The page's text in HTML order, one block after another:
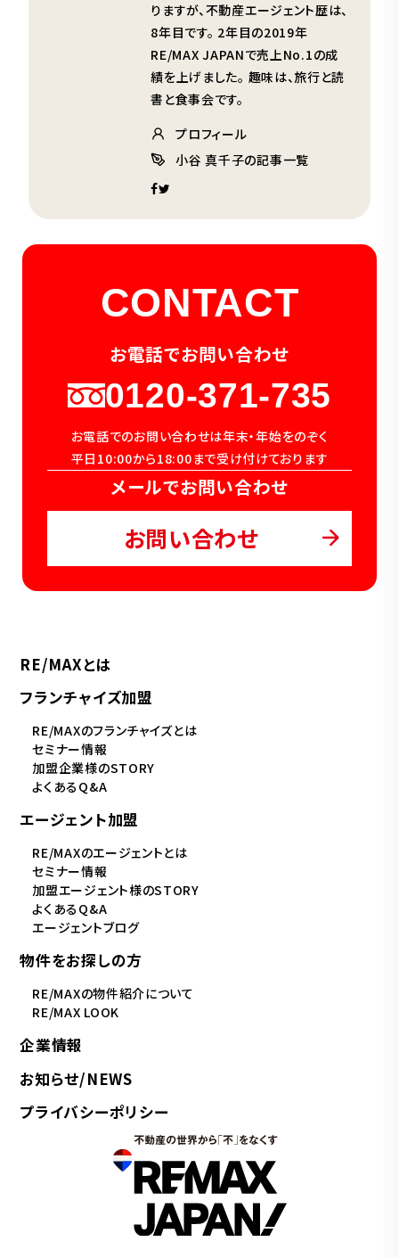
りますが、不動産エージェント歴は、
8年目です。 2年目の2019年
RE/MAX JAPANで売上No.1の成
績を上げました。 趣味は、旅行と読
書と食事会です。
プロフィール
小谷 真千子の記事一覧
CONTACT
お電話でお問い合わせ
0120-371-735
お電話でのお問い合わせは年末・年始をのぞく
平日10:00から18:00まで受け付けております
メールでお問い合わせ
お問い合わせ
RE/MAXとは
フランチャイズ加盟
RE/MAXのフランチャイズとは
セミナー情報
加盟企業様のSTORY
よくあるQ&A
エージェント加盟
RE/MAXのエージェントとは
セミナー情報
加盟エージェント様のSTORY
よくあるQ&A
エージェントブログ
物件をお探しの方
RE/MAXの物件紹介について
RE/MAX LOOK
企業情報
お知らせ/NEWS
プライバシーポリシー